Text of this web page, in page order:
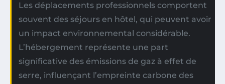
Les déplacements professionnels comportent
souvent des séjours en hôtel, qui peuvent avoir
un impact environnemental considérable.
L’hébergement représente une part
significative des émissions de gaz à effet de
serre, influençant l’empreinte carbone des